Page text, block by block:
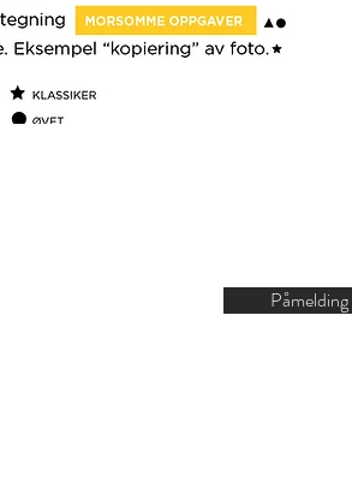
Påmelding